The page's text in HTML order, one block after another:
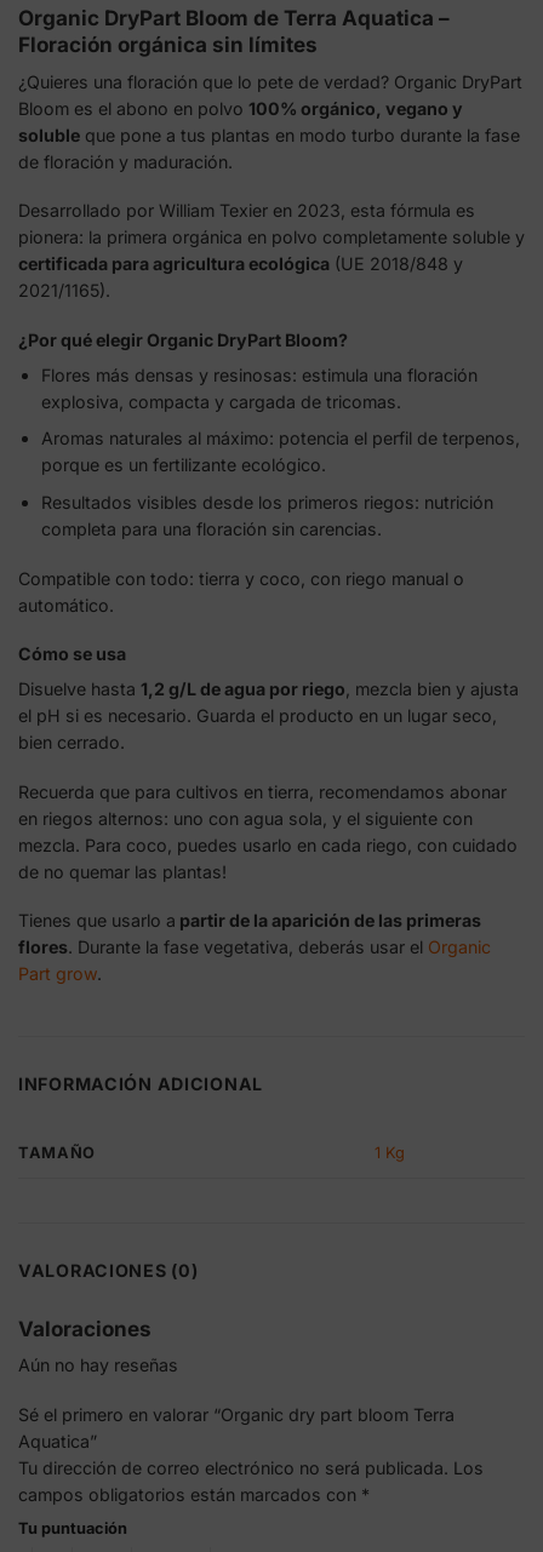
Organic DryPart Bloom de Terra Aquatica –
Floración orgánica sin límites
¿Quieres una floración que lo pete de verdad? Organic DryPart
Bloom es el abono en polvo 100% orgánico, vegano y
soluble que pone a tus plantas en modo turbo durante la fase
de floración y maduración.
Desarrollado por William Texier en 2023, esta fórmula es
pionera: la primera orgánica en polvo completamente soluble y
certificada para agricultura ecológica (UE 2018/848 y
2021/1165).
¿Por qué elegir Organic DryPart Bloom?
Flores más densas y resinosas: estimula una floración
explosiva, compacta y cargada de tricomas.
Aromas naturales al máximo: potencia el perfil de terpenos,
porque es un fertilizante ecológico.
Resultados visibles desde los primeros riegos: nutrición
completa para una floración sin carencias.
Compatible con todo: tierra y coco, con riego manual o
automático.
Cómo se usa
Disuelve hasta 1,2 g/L de agua por riego , mezcla bien y ajusta
el pH si es necesario. Guarda el producto en un lugar seco,
bien cerrado.
Recuerda que para cultivos en tierra, recomendamos abonar
en riegos alternos: uno con agua sola, y el siguiente con
mezcla. Para coco, puedes usarlo en cada riego, con cuidado
de no quemar las plantas!
Tienes que usarlo a partir de la aparición de las primeras
flores. Durante la fase vegetativa, deberás usar el Organic
Part grow.
INFORMACIÓN ADICIONAL
TAMAÑO 1 Kg
VALORACIONES (0)
Valoraciones
Aún no hay reseñas
Sé el primero en valorar “Organic dry part bloom Terra
Aquatica”
Tu dirección de correo electrónico no será publicada. Los
campos obligatorios están marcados con *
Tu puntuación